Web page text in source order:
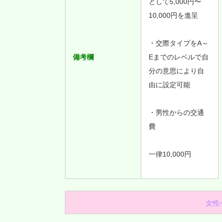
備考欄
として5,000円〜
10,000円を進呈
・交際タイプをA～
Eまでのレベルで自
分の意思により自
由に設定可能
・男性からの交通
費
一律10,000円
女性